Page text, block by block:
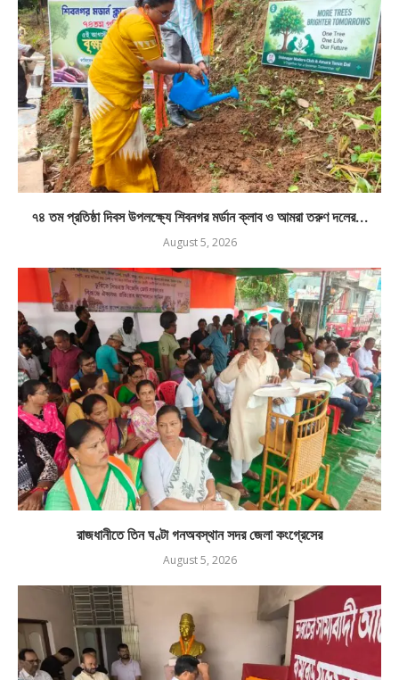
৭৪ তম প্রতিষ্ঠা দিবস উপলক্ষ্যে শিবনগর মর্ডান ক্লাব ও আমরা তরুণ দলের...
August 5, 2026
রাজধানীতে তিন ঘণ্টা গনঅবস্থান সদর জেলা কংগ্রেসের
August 5, 2026